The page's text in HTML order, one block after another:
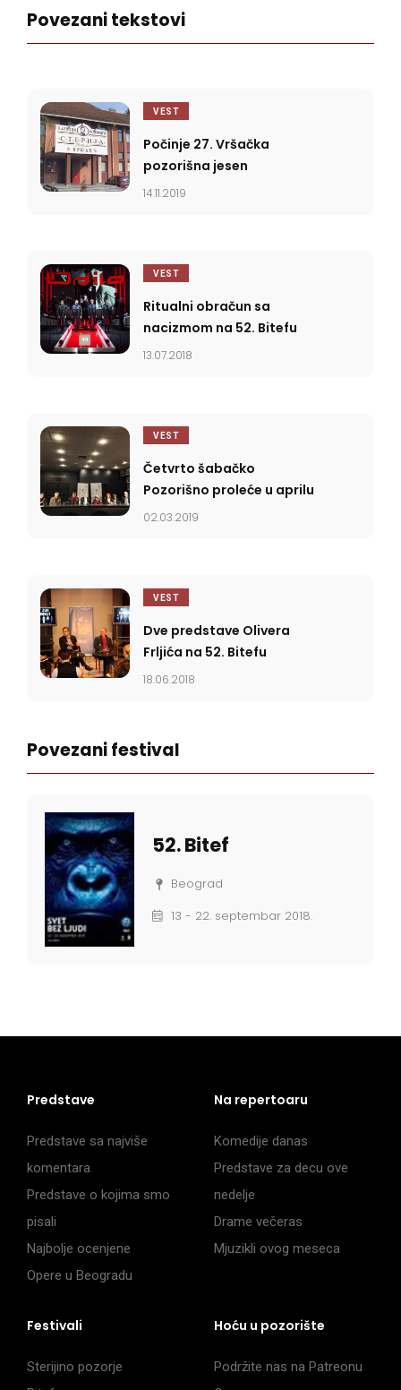
Povezani tekstovi
VEST
Počinje 27. Vršačka
pozorišna jesen
14.11.2019
VEST
Ritualni obračun sa
nacizmom na 52. Bitefu
13.07.2018
VEST
Četvrto šabačko
Pozorišno proleće u aprilu
02.03.2019
VEST
Dve predstave Olivera
Frljića na 52. Bitefu
18.06.2018
Povezani festival
52. Bitef
Beograd
13 - 22. septembar 2018.
Predstave
Predstave sa najviše
komentara
Predstave o kojima smo
pisali
Najbolje ocenjene
Opere u Beogradu
Na repertoaru
Komedije danas
Predstave za decu ove
nedelje
Drame večeras
Mjuzikli ovog meseca
Festivali
Sterijino pozorje
Hoću u pozorište
Podržite nas na Patreonu